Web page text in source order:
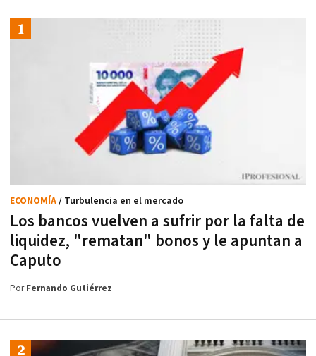
Los bancos vuelven a sufrir por la falta de
liquidez, "rematan" bonos y le apuntan a
Caputo
ECONOMÍA/ Turbulencia en el mercado
PorFernando Gutiérrez